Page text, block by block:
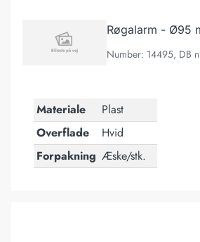
Røgalarm - Ø95
Number: 14495, DB
Materiale
Plast
Overflade
Hvid
Forpakning Æske/stk.